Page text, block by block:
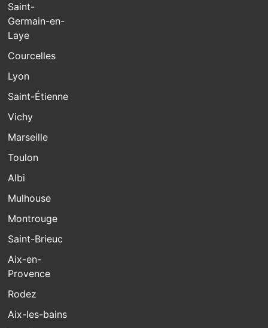
Saint-
Germain-en-
Laye
Courcelles
Lyon
Saint-Étienne
Vichy
Marseille
Toulon
Albi
Mulhouse
Montrouge
Saint-Brieuc
Aix-en-
Provence
Rodez
Aix-les-bains